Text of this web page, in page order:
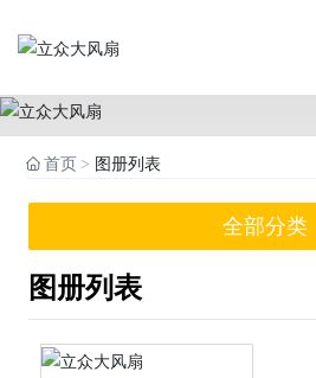
首页 图册列表
全部分类
图册列表